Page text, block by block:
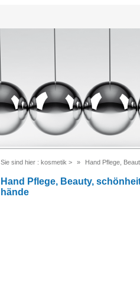
Sie sind hier : kosmetik > Hand Pflege,
Hand Pflege, Beauty,
hände